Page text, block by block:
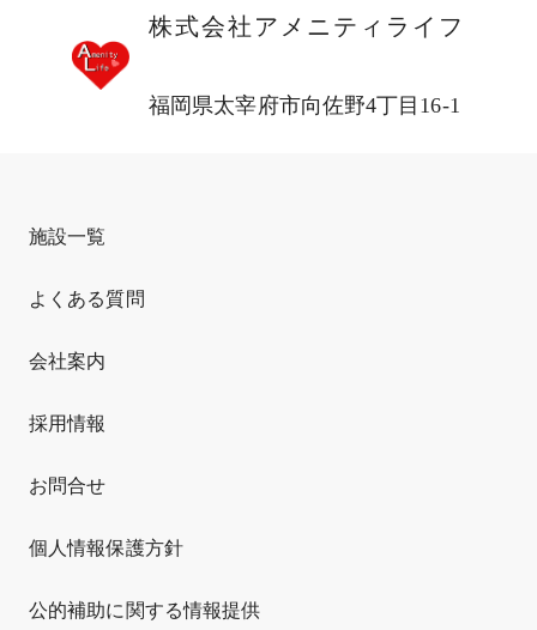
株式会社アメニティライフ
福岡県太宰府市向佐野4丁目16-1
施設一覧
よくある質問
会社案内
採用情報
お問合せ
個人情報保護方針
公的補助に関する情報提供